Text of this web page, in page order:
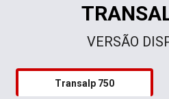
VERSÃO
Transalp 750